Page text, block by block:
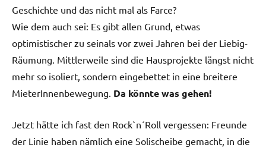
Geschichte und das nicht mal als Farce?
Wie dem auch sei: Es gibt allen Grund, etwas
optimistischer zu seinals vor zwei Jahren bei der Liebig-
Räumung. Mittlerweile sind die Hausprojekte längst nicht
mehr so isoliert, sondern eingebettet in eine breitere
MieterInnenbewegung. Da könnte was gehen!
Jetzt hätte ich fast den Rock`n´Roll vergessen: Freunde
der Linie haben nämlich eine Solischeibe gemacht, in die